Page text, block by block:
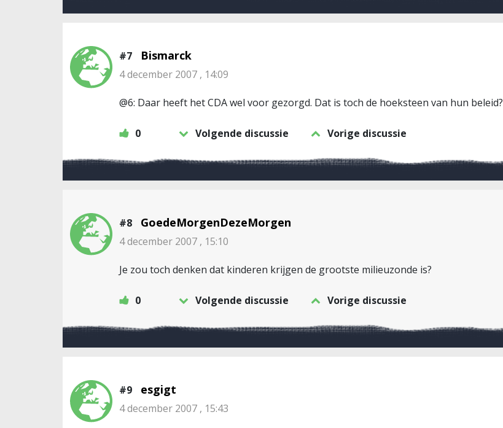
#7 Bismarck
4 december 2007 , 14:09
@6: Daar heeft het CDA wel voor gezorgd. Dat is toch de hoeksteen van hun beleid?
0 Volgende discussie Vorige discussie
#8 GoedeMorgenDezeMorgen
4 december 2007 , 15:10
Je zou toch denken dat kinderen krijgen de grootste milieuzonde is?
0 Volgende discussie Vorige discussie
#9 esgigt
4 december 2007 , 15:43